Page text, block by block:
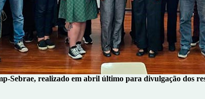
Sebrae, realizado em abril último para divulgação dos